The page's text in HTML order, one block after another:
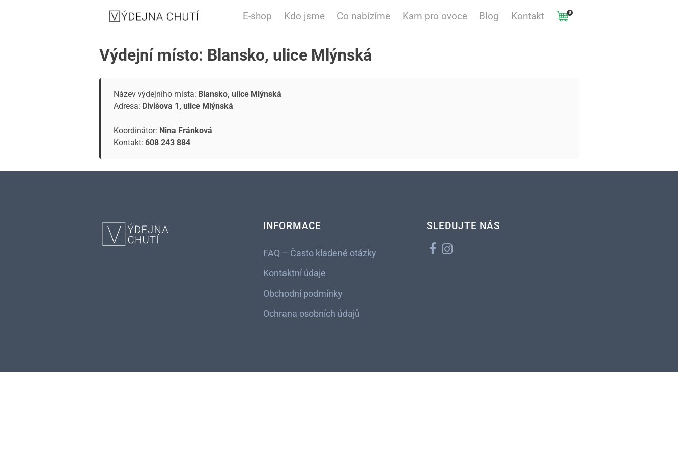
E-shop Kdo jsme Co nabízíme Kam pro ovoce Blog Kontakt 0
Výdejní místo: Blansko, ulice Mlýnská
Název výdejního místa: Blansko, ulice Mlýnská
Adresa: Divišova 1, ulice Mlýnská
Koordinátor: Nina Fránková
Kontakt: 608 243 884
INFORMACE
FAQ – Často kladené otázky
Kontaktní údaje
Obchodní podmínky
Ochrana osobních údajů
SLEDUJTE NÁS